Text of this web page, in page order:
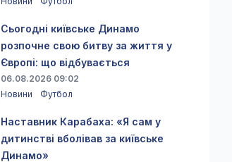
Сьогодні київське Динамо
розпочне свою битву за життя у
Європі: що відбувається
06.08.2026 09:02
Новини
Футбол
Наставник Карабаха: «Я сам у
дитинстві вболівав за київське
Динамо»